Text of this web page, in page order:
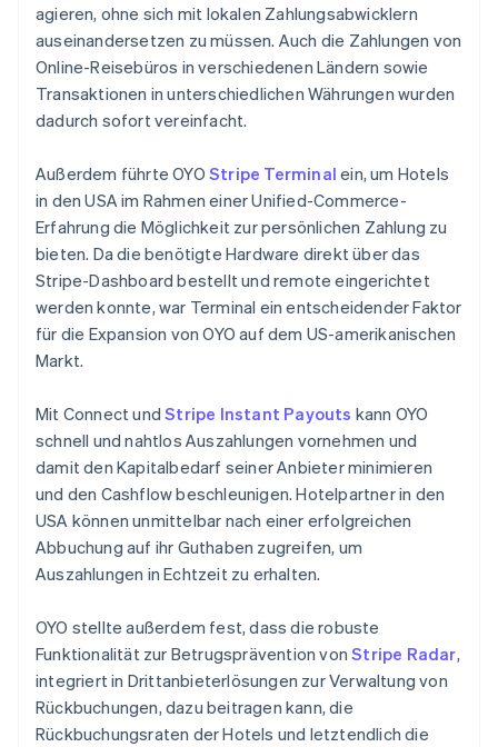
agieren, ohne sich mit lokalen Zahlungsabwicklern
auseinandersetzen zu müssen. Auch die Zahlungen von
Online-Reisebüros in verschiedenen Ländern sowie
Transaktionen in unterschiedlichen Währungen wurden
dadurch sofort vereinfacht.
Außerdem führte OYO Stripe Terminal ein, um Hotels
in den USA im Rahmen einer Unified-Commerce-
Erfahrung die Möglichkeit zur persönlichen Zahlung zu
bieten. Da die benötigte Hardware direkt über das
Stripe-Dashboard bestellt und remote eingerichtet
werden konnte, war Terminal ein entscheidender Faktor
für die Expansion von OYO auf dem US-amerikanischen
Markt.
Mit Connect undStripe Instant Payouts kann OYO
schnell und nahtlos Auszahlungen vornehmen und
damit den Kapitalbedarf seiner Anbieter minimieren
und den Cashflow beschleunigen. Hotelpartner in den
USA können unmittelbar nach einer erfolgreichen
Abbuchung auf ihr Guthaben zugreifen, um
Auszahlungen in Echtzeit zu erhalten.
OYO stellte außerdem fest, dass die robuste
Funktionalität zur Betrugsprävention vonStripe Radar,
integriert in Drittanbieterlösungen zur Verwaltung von
Rückbuchungen, dazu beitragen kann, die
Rückbuchungsraten der Hotels und letztendlich die